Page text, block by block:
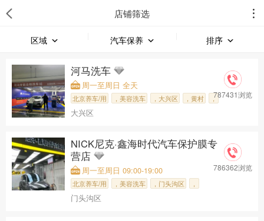
店铺筛选
区域 汽车保养 排序
河马洗车
周一至周日 全天
北京养车/用 ，美容洗车 ，大兴区 ，黄村 ，
大兴区
787431浏览
NICK尼克·鑫海时代汽车保护膜专
营店
周一至周日 09:00-19:00
北京养车/用 ，美容洗车 ，门头沟区 ，
门头沟区
786362浏览